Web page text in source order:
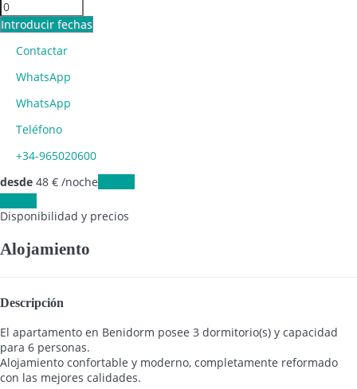
Introducir fechas
Contactar
WhatsApp
WhatsApp
Teléfono
+34-965020600
desde 48 € /noche
Disponibilidad y precios
Alojamiento
Descripción
El apartamento en Benidorm posee 3 dormitorio(s) y capacidad
para 6 personas.
Alojamiento confortable y moderno, completamente reformado
con las mejores calidades.